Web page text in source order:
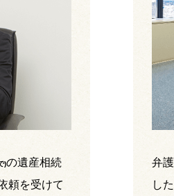
)の遺産相続
頼を受けて
弁
し